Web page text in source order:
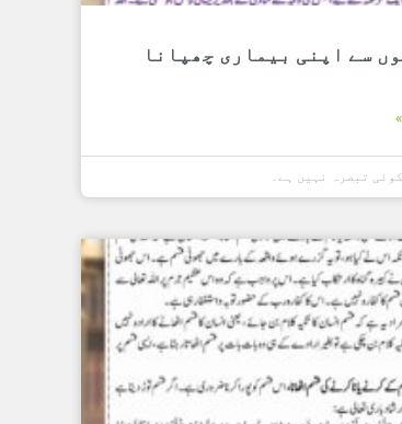
سے اپنی بیماری چھپانا
کوئی تبصرہ نہیں ہے۔